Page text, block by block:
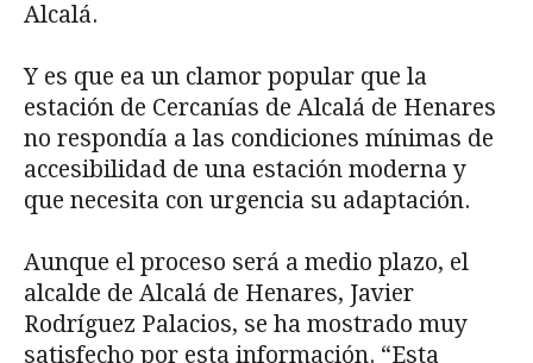
Alcalá.
Y es que ea un clamor popular que la
estación de Cercanías de Alcalá de Henares
no respondía a las condiciones mínimas de
accesibilidad de una estación moderna y
que necesita con urgencia su adaptación.
Aunque el proceso será a medio plazo, el
alcalde de Alcalá de Henares, Javier
Rodríguez Palacios, se ha mostrado muy
satisfecho por esta información. “Esta